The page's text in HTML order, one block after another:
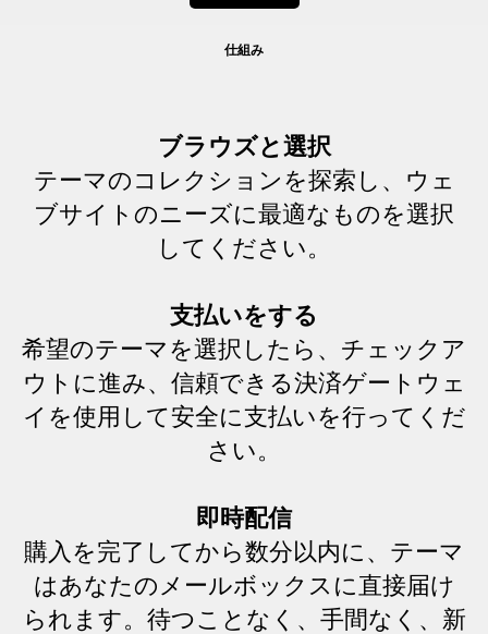
仕組み
ブラウズと選択
テーマのコレクションを探索し、ウェ
ブサイトのニーズに最適なものを選択
してください。
支払いをする
希望のテーマを選択したら、チェックア
ウトに進み、信頼できる決済ゲートウェ
イを使用して安全に支払いを行ってくだ
さい。
即時配信
購入を完了してから数分以内に、テーマ
はあなたのメールボックスに直接届け
られます。待つことなく、手間なく、新